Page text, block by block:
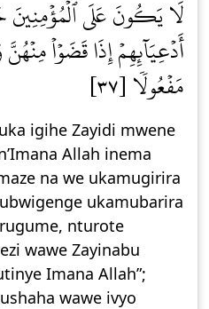
لَا يَكُونَ عَلَى
أَدۡعِيَآئِهِمۡ إِذَا قَضَوۡاْ مِنۡهُنَّ
مَفۡعُولٗا [٣٧]
igihe Zayidi mwene
Allah inema
na we ukamugirira
ukamubarira
nturote
wawe Zayinabu
Imana Allah”;
wawe ivyo